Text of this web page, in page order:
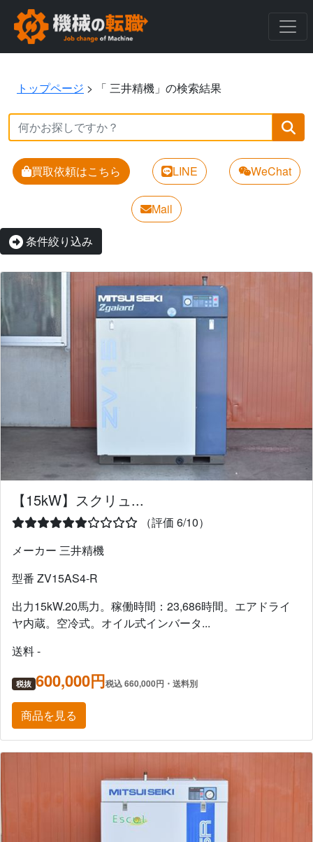
トップページ > 「 三井精機」の検索結果
買取依頼はこちら LINE WeChat
Mail
条件絞り込み
【15kW】スクリュ...
（評価 6/10）
メーカー 三井精機
型番 ZV15AS4-R
出力15kW.20馬力。稼働時間：23,686時間。エアドライ
ヤ内蔵。空冷式。オイル式インバータ...
送料 -
税抜 600,000円税込 660,000円・送料別
商品を見る